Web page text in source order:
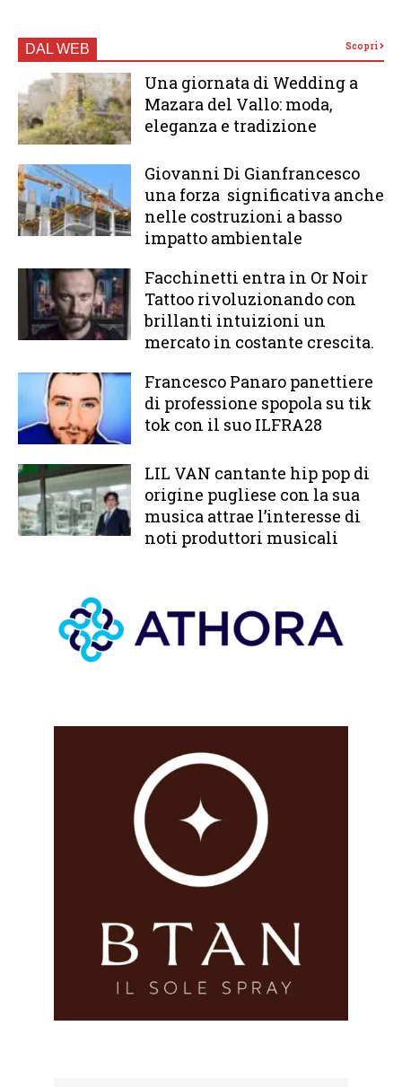
DAL WEB Scopri
Una giornata di Wedding a
Mazara del Vallo: moda,
eleganza e tradizione
Giovanni Di Gianfrancesco
una forza significativa anche
nelle costruzioni a basso
impatto ambientale
Facchinetti entra in Or Noir
Tattoo rivoluzionando con
brillanti intuizioni un
mercato in costante crescita.
Francesco Panaro panettiere
di professione spopola su tik
tok con il suo ILFRA28
LIL VAN cantante hip pop di
origine pugliese con la sua
musica attrae l’interesse di
noti produttori musicali